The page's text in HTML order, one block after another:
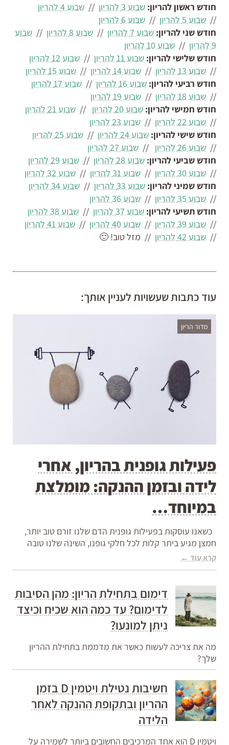
חודש ראשון להריון: שבוע 3 להריון // שבוע 4 להריון
// שבוע 5 להריון // שבוע 6 להריון
חודש שני להריון: שבוע 7 להריון // שבוע 8 להריון // שבוע
9 להריון
// שבוע 10 להריון
חודש שלישי להריון: שבוע 11 להריון // שבוע 12 להריון
// שבוע 13 להריון // שבוע 14 להריון // שבוע 15 להריון
חודש רביעי להריון: שבוע 16 להריון // שבוע 17 להריון
// שבוע 18 להריון // שבוע 19 להריון
חודש חמישי להריון: שבוע 20 להריון // שבוע 21 להריון
// שבוע 22 להריון // שבוע 23 להריון
חודש שישי להריון: שבוע 24 להריון // שבוע 25 להריון
// שבוע 26 להריון // שבוע 27 להריון
חודש שביעי להריון: שבוע 28 להריון // שבוע 29 להריון
// שבוע 30 להריון // שבוע 31 להריון // שבוע 32 להריון
חודש שמיני להריון: שבוע 33 להריון // שבוע 34 להריון
// שבוע 35 להריון // שבוע 36 להריון
חודש תשיעי להריון: שבוע 37 להריון // שבוע 38 להריון
// שבוע 39 להריון // שבוע 40 להריון // שבוע 41 להריון
// שבוע 42 להריון // מזל טוב! 🙂
עוד כתבות שעשויות לעניין אותך:
מדור הריון
פעילות גופנית בהריון, אחרי
לידה ובזמן ההנקה: מומלצת
במיוחד…
כשאנו עוסקות בפעילות גופנית הדם שלנו זורם טוב יותר,
חמצן מגיע ביתר קלות לכל חלקי גופנו, השינה שלנו טובה
קרא עוד ←
דימום בתחילת הריון: מהן הסיבות
לדימום? עד כמה הוא שכיח וכיצד
ניתן למונעו?
מה את צריכה לעשות כאשר את מדממת בתחילת ההריון
שלך?
חשיבות נטילת ויטמין D בזמן
ההריון ובתקופת ההנקה לאחר
הלידה
ויטמין D הוא אחד המרכיבים החשובים ביותר לשמירה על